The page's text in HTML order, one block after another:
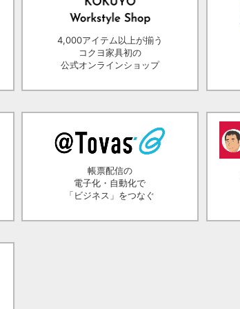
4,000アイテム以上が揃う
コクヨ家具初の
公式オンラインショップ
帳票配信の
電子化・自動化で
「ビジネス」をつなぐ